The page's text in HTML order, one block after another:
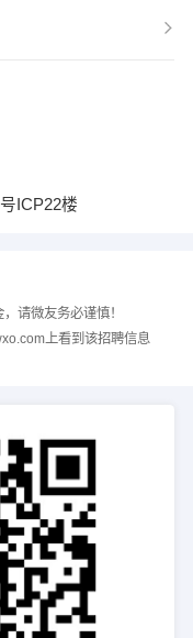
ICP22楼
请微友务必谨慎！
上看到该招聘信息